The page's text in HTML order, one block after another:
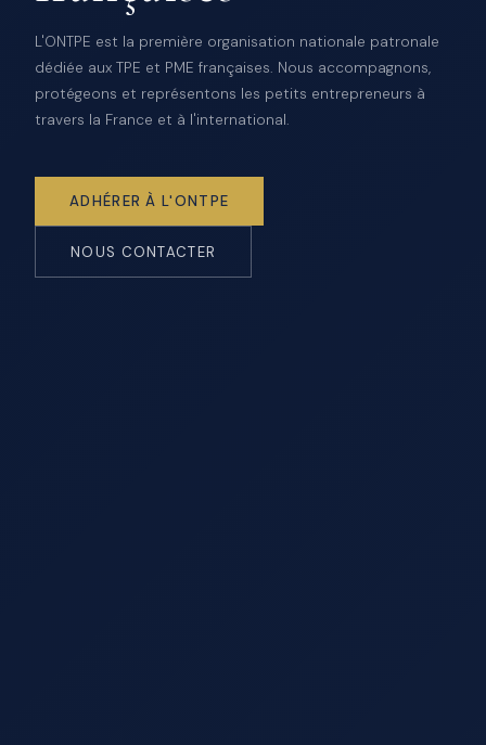
L'ONTPE est la première organisation nationale patronale
dédiée aux TPE et PME françaises. Nous accompagnons,
protégeons et représentons les petits entrepreneurs à
travers la France et à l'international.
ADHÉRER À L'ONTPE
NOUS CONTACTER